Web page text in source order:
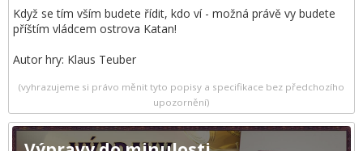
Když se tím vším budete řídit, kdo ví - možná právě vy budete
příštím vládcem ostrova Katan!
Autor hry: Klaus Teuber
(vyhrazujeme si právo měnit tyto popisy a specifikace bez předchozího
upozornění)